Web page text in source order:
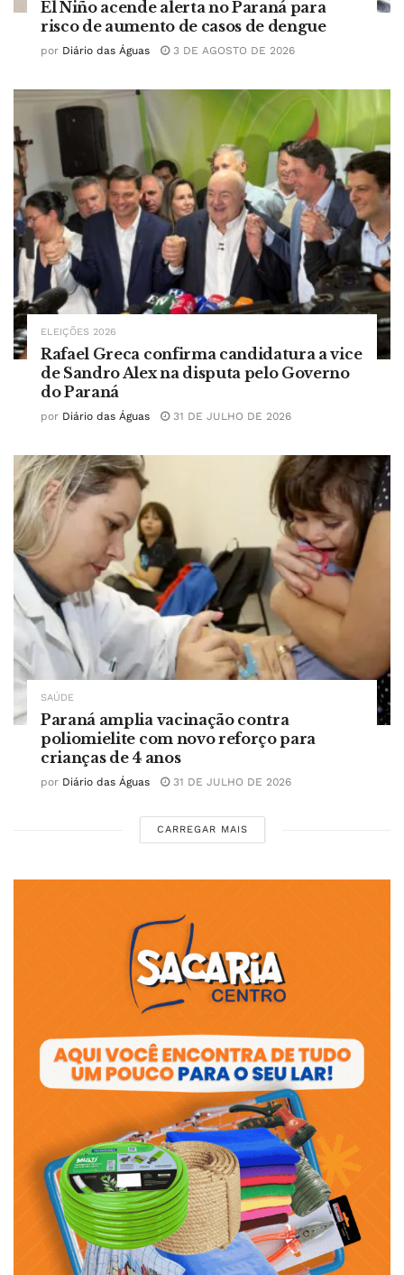
El Niño acende alerta no Paraná para
risco de aumento de casos de dengue
por Diário das Águas 3 DE AGOSTO DE 2026
ELEIÇÕES 2026
Rafael Greca confirma candidatura a vice
de Sandro Alex na disputa pelo Governo
do Paraná
por Diário das Águas 31 DE JULHO DE 2026
SAÚDE
Paraná amplia vacinação contra
poliomielite com novo reforço para
crianças de 4 anos
por Diário das Águas 31 DE JULHO DE 2026
CARREGAR MAIS